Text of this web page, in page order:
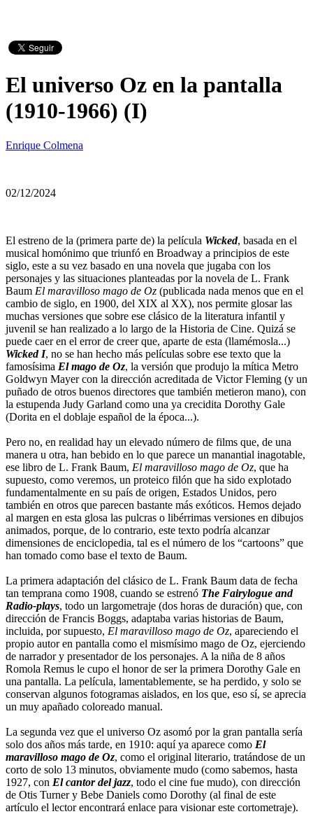
El universo Oz en la pantalla
(1910-1966) (I)
Enrique Colmena
02/12/2024
El estreno de la (primera parte de) la película Wicked, basada en el
musical homónimo que triunfó en Broadway a principios de este
siglo, este a su vez basado en una novela que jugaba con los
personajes y las situaciones planteadas por la novela de L. Frank
Baum El maravilloso mago de Oz (publicada nada menos que en el
cambio de siglo, en 1900, del XIX al XX), nos permite glosar las
muchas versiones que sobre ese clásico de la literatura infantil y
juvenil se han realizado a lo largo de la Historia de Cine. Quizá se
puede caer en el error de creer que, aparte de esta (llamémosla...)
Wicked I, no se han hecho más películas sobre ese texto que la
famosísima El mago de Oz, la versión que produjo la mítica Metro
Goldwyn Mayer con la dirección acreditada de Victor Fleming (y un
puñado de otros buenos directores que también metieron mano), con
la estupenda Judy Garland como una ya crecidita Dorothy Gale
(Dorita en el doblaje español de la época...).
Pero no, en realidad hay un elevado número de films que, de una
manera u otra, han bebido en lo que parece un manantial inagotable,
ese libro de L. Frank Baum, El maravilloso mago de Oz, que ha
supuesto, como veremos, un proteico filón que ha sido explotado
fundamentalmente en su país de origen, Estados Unidos, pero
también en otros que parecen bastante más exóticos. Hemos dejado
al margen en esta glosa las pulcras o libérrimas versiones en dibujos
animados, porque, de lo contrario, este texto podría alcanzar
dimensiones de enciclopedia, tal es el número de los “cartoons” que
han tomado como base el texto de Baum.
La primera adaptación del clásico de L. Frank Baum data de fecha
tan temprana como 1908, cuando se estrenó The Fairylogue and
Radio-plays, todo un largometraje (dos horas de duración) que, con
dirección de Francis Boggs, adaptaba varias historias de Baum,
incluida, por supuesto, El maravilloso mago de Oz, apareciendo el
propio autor en pantalla como el mismísimo mago de Oz, ejerciendo
de narrador y presentador de los personajes. A la niña de 8 años
Romola Remus le cupo el honor de ser la primera Dorothy Gale en
una pantalla. La película, lamentablemente, se ha perdido, y solo se
conservan algunos fotogramas aislados, en los que, eso sí, se aprecia
un muy apañado coloreado manual.
La segunda vez que el universo Oz asomó por la gran pantalla sería
solo dos años más tarde, en 1910: aquí ya aparece como El
maravilloso mago de Oz, como el original literario, tratándose de un
corto de solo 13 minutos, obviamente mudo (como sabemos, hasta
1927, con El cantor del jazz, todo el cine fue mudo), con dirección
de Otis Turner y Bebe Daniels como Dorothy (al final de este
artículo el lector encontrará enlace para visionar este cortometraje).